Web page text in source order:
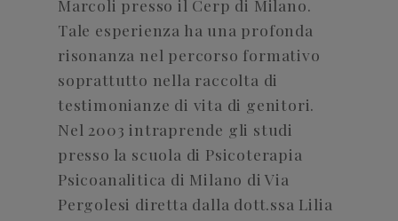
Marcoli presso il Cerp di Milano.
Tale esperienza ha una profonda
risonanza nel percorso formativo
soprattutto nella raccolta di
testimonianze di vita di genitori.
Nel 2003 intraprende gli studi
presso la scuola di Psicoterapia
Psicoanalitica di Milano di Via
Pergolesi diretta dalla dott.ssa Lilia